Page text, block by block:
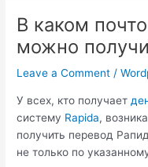
В каком
можно
Leave a Comment /
У всех, кто получает
систему Rapida,
получить перевод
не только по